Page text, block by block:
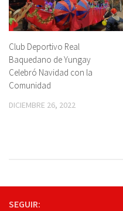
Club Deportivo Real
Baquedano de Yungay
Celebró Navidad con la
Comunidad
DICIEMBRE 26, 2022
SEGUIR: